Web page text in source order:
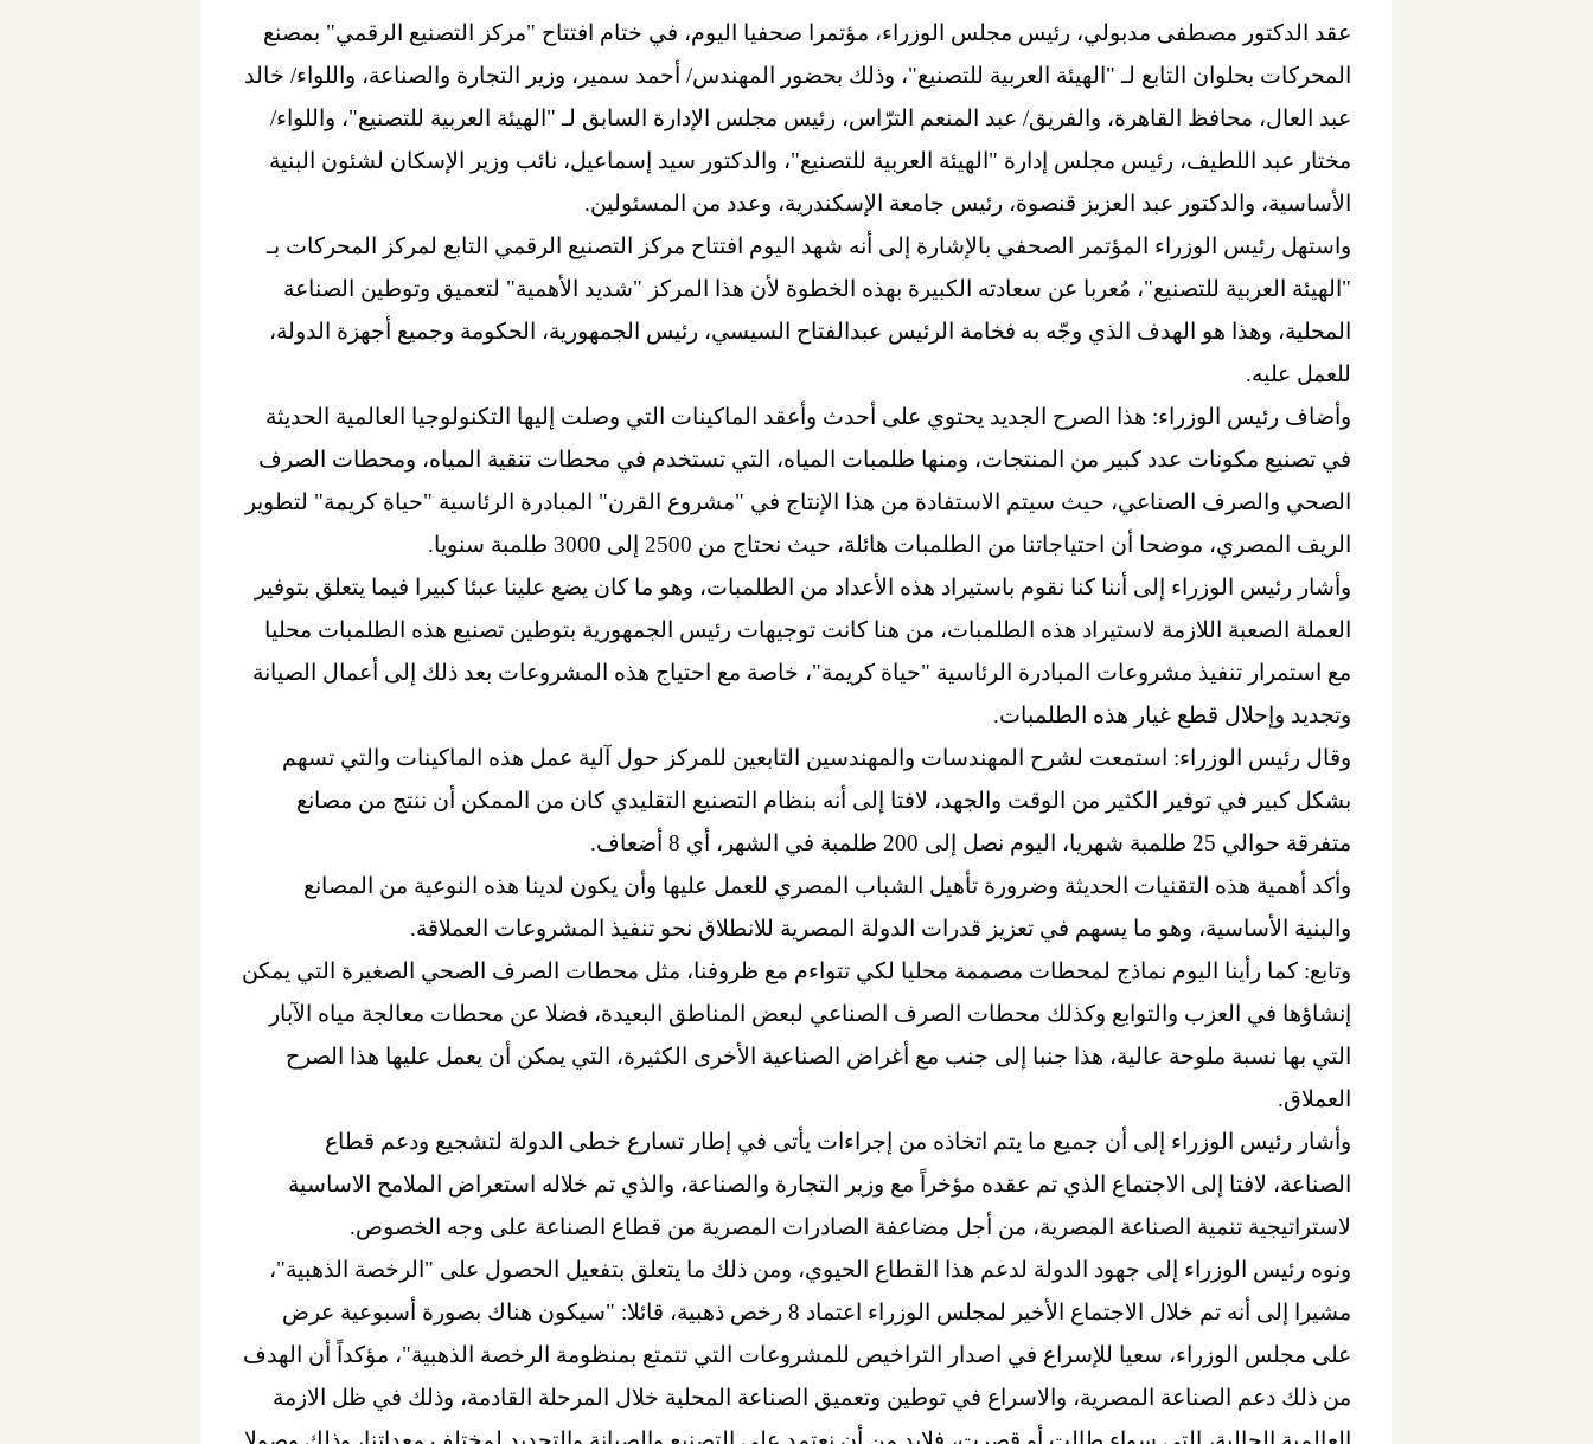
عقد الدكتور مصطفى مدبولي، رئيس مجلس الوزراء، مؤتمرا صحفيا اليوم، في ختام افتتاح "مركز التصنيع الرقمي" بمصنع
المحركات بحلوان التابع لـ "الهيئة العربية للتصنيع"، وذلك بحضور المهندس/ أحمد سمير، وزير التجارة والصناعة، واللواء/ خالد
عبد العال، محافظ القاهرة، والفريق/ عبد المنعم الترّاس، رئيس مجلس الإدارة السابق لـ "الهيئة العربية للتصنيع"، واللواء/
مختار عبد اللطيف، رئيس مجلس إدارة "الهيئة العربية للتصنيع"، والدكتور سيد إسماعيل، نائب وزير الإسكان لشئون البنية
الأساسية، والدكتور عبد العزيز قنصوة، رئيس جامعة الإسكندرية، وعدد من المسئولين.
واستهل رئيس الوزراء المؤتمر الصحفي بالإشارة إلى أنه شهد اليوم افتتاح مركز التصنيع الرقمي التابع لمركز المحركات بـ
"الهيئة العربية للتصنيع"، مُعربا عن سعادته الكبيرة بهذه الخطوة لأن هذا المركز "شديد الأهمية" لتعميق وتوطين الصناعة
المحلية، وهذا هو الهدف الذي وجّه به فخامة الرئيس عبدالفتاح السيسي، رئيس الجمهورية، الحكومة وجميع أجهزة الدولة،
للعمل عليه.
وأضاف رئيس الوزراء: هذا الصرح الجديد يحتوي على أحدث وأعقد الماكينات التي وصلت إليها التكنولوجيا العالمية الحديثة
في تصنيع مكونات عدد كبير من المنتجات، ومنها طلمبات المياه، التي تستخدم في محطات تنقية المياه، ومحطات الصرف
الصحي والصرف الصناعي، حيث سيتم الاستفادة من هذا الإنتاج في "مشروع القرن" المبادرة الرئاسية "حياة كريمة" لتطوير
الريف المصري، موضحا أن احتياجاتنا من الطلمبات هائلة، حيث نحتاج من 2500 إلى 3000 طلمبة سنويا.
وأشار رئيس الوزراء إلى أننا كنا نقوم باستيراد هذه الأعداد من الطلمبات، وهو ما كان يضع علينا عبئا كبيرا فيما يتعلق بتوفير
العملة الصعبة اللازمة لاستيراد هذه الطلمبات، من هنا كانت توجيهات رئيس الجمهورية بتوطين تصنيع هذه الطلمبات محليا
مع استمرار تنفيذ مشروعات المبادرة الرئاسية "حياة كريمة"، خاصة مع احتياج هذه المشروعات بعد ذلك إلى أعمال الصيانة
وتجديد وإحلال قطع غيار هذه الطلمبات.
وقال رئيس الوزراء: استمعت لشرح المهندسات والمهندسين التابعين للمركز حول آلية عمل هذه الماكينات والتي تسهم
بشكل كبير في توفير الكثير من الوقت والجهد، لافتا إلى أنه بنظام التصنيع التقليدي كان من الممكن أن ننتج من مصانع
متفرقة حوالي 25 طلمبة شهريا، اليوم نصل إلى 200 طلمبة في الشهر، أي 8 أضعاف.
وأكد أهمية هذه التقنيات الحديثة وضرورة تأهيل الشباب المصري للعمل عليها وأن يكون لدينا هذه النوعية من المصانع
والبنية الأساسية، وهو ما يسهم في تعزيز قدرات الدولة المصرية للانطلاق نحو تنفيذ المشروعات العملاقة.
وتابع: كما رأينا اليوم نماذج لمحطات مصممة محليا لكي تتواءم مع ظروفنا، مثل محطات الصرف الصحي الصغيرة التي يمكن
إنشاؤها في العزب والتوابع وكذلك محطات الصرف الصناعي لبعض المناطق البعيدة، فضلا عن محطات معالجة مياه الآبار
التي بها نسبة ملوحة عالية، هذا جنبا إلى جنب مع أغراض الصناعية الأخرى الكثيرة، التي يمكن أن يعمل عليها هذا الصرح
العملاق.
وأشار رئيس الوزراء إلى أن جميع ما يتم اتخاذه من إجراءات يأتى في إطار تسارع خطى الدولة لتشجيع ودعم قطاع
الصناعة، لافتا إلى الاجتماع الذي تم عقده مؤخراً مع وزير التجارة والصناعة، والذي تم خلاله استعراض الملامح الاساسية
لاستراتيجية تنمية الصناعة المصرية، من أجل مضاعفة الصادرات المصرية من قطاع الصناعة على وجه الخصوص.
ونوه رئيس الوزراء إلى جهود الدولة لدعم هذا القطاع الحيوي، ومن ذلك ما يتعلق بتفعيل الحصول على "الرخصة الذهبية"،
مشيرا إلى أنه تم خلال الاجتماع الأخير لمجلس الوزراء اعتماد 8 رخص ذهبية، قائلا: "سيكون هناك بصورة أسبوعية عرض
على مجلس الوزراء، سعيا للإسراع في اصدار التراخيص للمشروعات التي تتمتع بمنظومة الرخصة الذهبية"، مؤكداً أن الهدف
من ذلك دعم الصناعة المصرية، والاسراع في توطين وتعميق الصناعة المحلية خلال المرحلة القادمة، وذلك في ظل الازمة